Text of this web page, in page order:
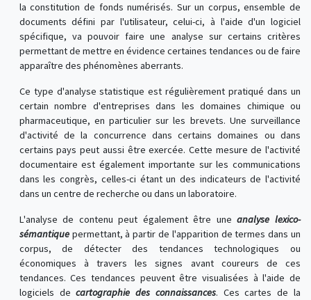
la constitution de fonds numérisés. Sur un corpus, ensemble de
documents défini par l'utilisateur, celui-ci, à l'aide d'un logiciel
spécifique, va pouvoir faire une analyse sur certains critères
permettant de mettre en évidence certaines tendances ou de faire
apparaître des phénomènes aberrants.
Ce type d'analyse statistique est régulièrement pratiqué dans un
certain nombre d'entreprises dans les domaines chimique ou
pharmaceutique, en particulier sur les brevets. Une surveillance
d'activité de la concurrence dans certains domaines ou dans
certains pays peut aussi être exercée. Cette mesure de l'activité
documentaire est également importante sur les communications
dans les congrès, celles-ci étant un des indicateurs de l'activité
dans un centre de recherche ou dans un laboratoire.
L'analyse de contenu peut également être uneanalyse lexico-
sémantiquepermettant, à partir de l'apparition de termes dans un
corpus, de détecter des tendances technologiques ou
économiques à travers les signes avant coureurs de ces
tendances. Ces tendances peuvent être visualisées à l'aide de
logiciels decartographie des connaissances. Ces cartes de la